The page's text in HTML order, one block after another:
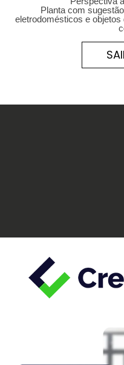
Planta com
eletrodomésticos e